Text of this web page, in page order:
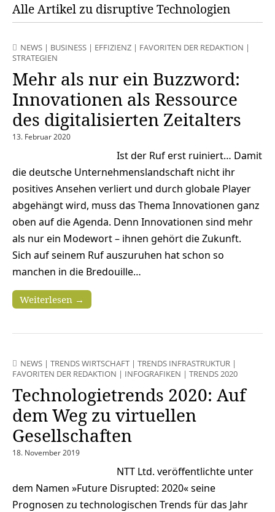
Alle Artikel zu disruptive Technologien
NEWS | BUSINESS | EFFIZIENZ | FAVORITEN DER REDAKTION |
STRATEGIEN
Mehr als nur ein Buzzword:
Innovationen als Ressource
des digitalisierten Zeitalters
13. Februar 2020
Ist der Ruf erst ruiniert… Damit
die deutsche Unternehmenslandschaft nicht ihr
positives Ansehen verliert und durch globale Player
abgehängt wird, muss das Thema Innovationen ganz
oben auf die Agenda. Denn Innovationen sind mehr
als nur ein Modewort – ihnen gehört die Zukunft.
Sich auf seinem Ruf auszuruhen hat schon so
manchen in die Bredouille…
Weiterlesen →
NEWS | TRENDS WIRTSCHAFT | TRENDS INFRASTRUKTUR |
FAVORITEN DER REDAKTION | INFOGRAFIKEN | TRENDS 2020
Technologietrends 2020: Auf
dem Weg zu virtuellen
Gesellschaften
18. November 2019
NTT Ltd. veröffentlichte unter
dem Namen »Future Disrupted: 2020« seine
Prognosen zu technologischen Trends für das Jahr